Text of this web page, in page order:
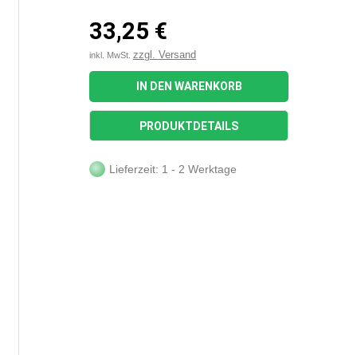
33,25 €
inkl. MwSt. zzgl. Versand
IN DEN WARENKORB
PRODUKTDETAILS
Lieferzeit: 1 - 2 Werktage